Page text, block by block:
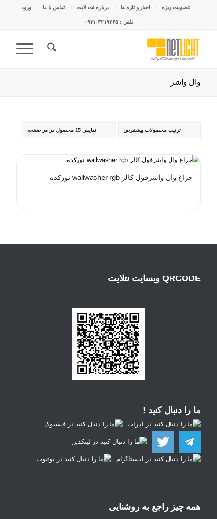
عضویت ویژه اخبار و تازه ها درباره نت لایت تماس با ما ورود
تلفن : ۳۲۱۹۲۶۵-۰۹۲۱
وال واشر
ترتیب محصولات پیشفرض نمایش 15 محصول در هر صفحه
چراغ وال واشرفول کالر wallwasher rgb نورکده
QRCODE وبسایت نتلایت
ما را دنبال کنید !
همه چیز راجع به روشنایی